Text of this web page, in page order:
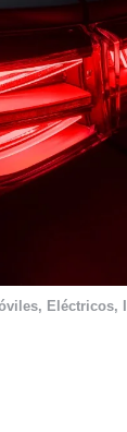
, Eléctricos,